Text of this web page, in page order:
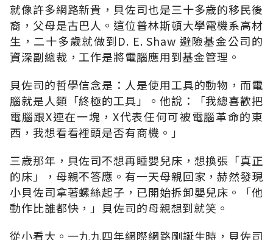
就像許多網路新貴，貝佐司也是三十多歲的移民後
裔，父母是古巴人。這位普林斯頓大學電機系高材
生，二十多歲就做到D. E. Shaw 避險基金公司的
資深副總裁，工作是將電腦應用到基金管理。
貝佐司的哲學信念是：人是使用工具的動物，而電
腦就是人類「終極的工具」。他說：「我總喜歡把
電腦跟X連在一塊，X代表任何可被電腦革命的東
西，我想看看裡頭是否有商機。」
三歲那年，貝佐司不想再睡嬰兒床，想換張「真正
的床」，母親不答應。有一天母親回家，赫然發現
小貝佐司拿著螺絲起子，已開始拆卸嬰兒床。「他
動作比誰都快，」貝佐司的母親想到就笑。
從小看大。一九九四年網際網路剛誕生時，貝佐司